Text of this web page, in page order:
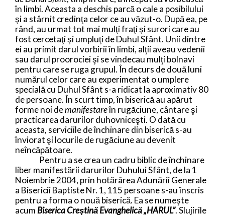
în limbi. Aceasta a deschis parcă o cale a posibilului
şi a stârnit credinţa celor ce au văzut-o. După ea, pe
rând, au urmat tot mai mulţi fraţi şi surori care au
fost cercetaţi şi umpluţi de Duhul Sfânt. Unii dintre
ei au primit darul vorbirii în limbi, alţii aveau vedenii
sau darul proorociei şi se vindecau mulţi bolnavi
pentru care se ruga grupul. În decurs de două luni
numărul celor care au experimentat o umplere
specială cu Duhul Sfânt s-a ridicat la aproximativ 80
de persoane. În scurt timp, în biserică au apărut
forme noi demanifestareîn rugăciune, cântare şi
practicarea darurilor duhovniceşti. O dată cu
aceasta, serviciile de închinare din biserică s-au
înviorat şi locurile de rugăciune au devenit
neîncăpătoare.
Pentru a se crea un cadru biblic de închinare
liber manifestării darurilor Duhului Sfânt, de la 1
Noiembrie 2004, prin hotărârea Adunării Generale
a Bisericii Baptiste Nr. 1, 115 persoane s-au înscris
pentru a forma o nouă biserică. Ea se numeşte
acum Biserica Creştină Evanghelică „HARUL”. Slujirile